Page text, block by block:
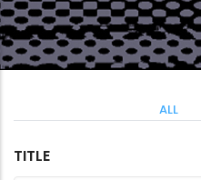
ALL
TITLE